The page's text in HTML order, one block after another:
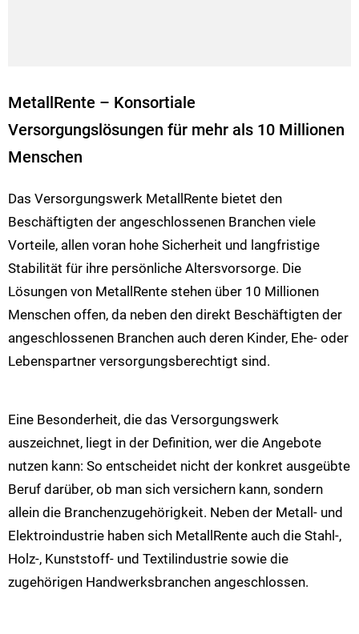
MetallRente – Konsortiale
Versorgungslösungen für mehr als 10 Millionen
Menschen
Das Versorgungswerk MetallRente bietet den
Beschäftigten der angeschlossenen Branchen viele
Vorteile, allen voran hohe Sicherheit und langfristige
Stabilität für ihre persönliche Altersvorsorge. Die
Lösungen von MetallRente stehen über 10 Millionen
Menschen offen, da neben den direkt Beschäftigten der
angeschlossenen Branchen auch deren Kinder, Ehe- oder
Lebenspartner versorgungsberechtigt sind.
Eine Besonderheit, die das Versorgungswerk
auszeichnet, liegt in der Definition, wer die Angebote
nutzen kann: So entscheidet nicht der konkret ausgeübte
Beruf darüber, ob man sich versichern kann, sondern
allein die Branchenzugehörigkeit. Neben der Metall- und
Elektroindustrie haben sich MetallRente auch die Stahl-,
Holz-, Kunststoff- und Textilindustrie sowie die
zugehörigen Handwerksbranchen angeschlossen.